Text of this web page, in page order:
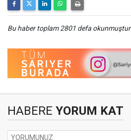
Bu haber toplam 2801 defa okunmuştur
HABERE YORUM KAT